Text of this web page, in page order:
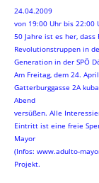
24.04.2009
von 19:00 Uhr bis 22:00
50 Jahre ist es her,
Revolutionstruppen in
Generation in der SPÖ
Am Freitag, dem 24.
Gatterburggasse 2A
Abend
versüßen. Alle
Eintritt ist eine freie
Mayor
(Infos: www.adulto-
Projekt.